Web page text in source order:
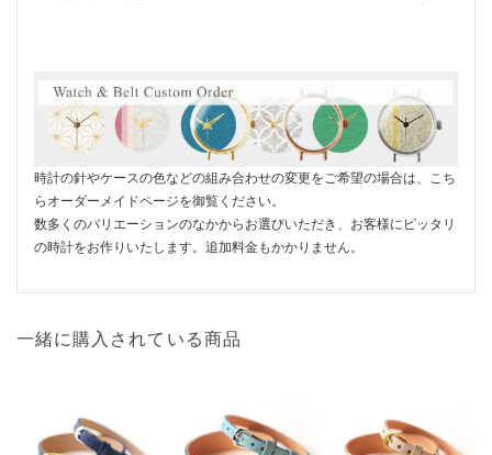
時計の針やケースの色などの組み合わせの変更をご希望の場合は、こち
らオーダーメイドページを御覧ください。
数多くのバリエーションのなかからお選びいただき、お客様にピッタリ
の時計をお作りいたします。追加料金もかかりません。
一緒に購入されている商品